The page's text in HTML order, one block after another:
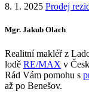
8. 1. 2025 Prodej
Mgr. Jakub Olach
Realitní makléř z
lodě RE/MAX v
Rád Vám pomohu s
až po Benešov.